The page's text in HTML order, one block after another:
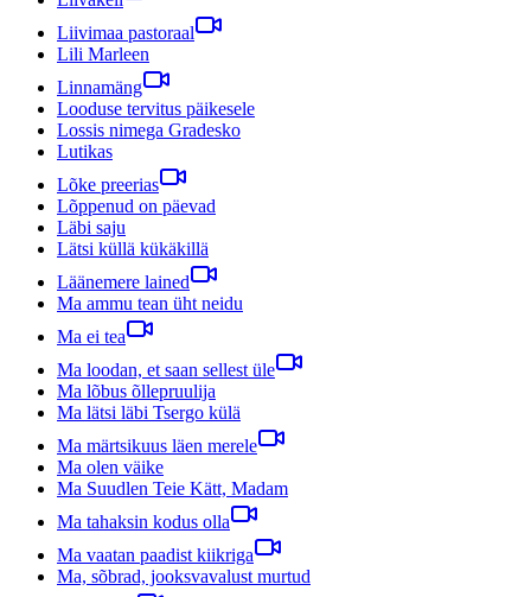
Liivimaa pastoraal
Lili Marleen
Linnamäng
Looduse tervitus päikesele
Lossis nimega Gradesko
Lutikas
Lõke preerias
Lõppenud on päevad
Läbi saju
Lätsi küllä kükäkillä
Läänemere lained
Ma ammu tean üht neidu
Ma ei tea
Ma loodan, et saan sellest üle
Ma lõbus õllepruulija
Ma lätsi läbi Tsergo külä
Ma märtsikuus läen merele
Ma olen väike
Ma Suudlen Teie Kätt, Madam
Ma tahaksin kodus olla
Ma vaatan paadist kiikriga
Ma, sõbrad, jooksvavalust murtud